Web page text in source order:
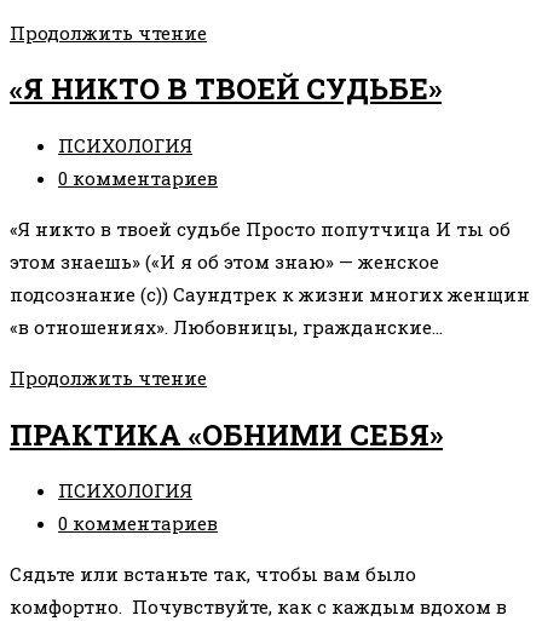
Продолжить чтениеПРАКТИКА
—
«Я НИКТО В ТВОЕЙ СУДЬБЕ»
Рубрика
записи:
ПСИХОЛОГИЯ
Комментарии
записи:
0 комментариев
«Я никто в твоей судьбе Просто попутчица И ты об
этом знаешь» («И я об этом знаю» — женское
подсознание (с)) Саундтрек к жизни многих женщин
«в отношениях». Любовницы, гражданские…
Продолжить чтение«Я
В
ПРАКТИКА «ОБНИМИ СЕБЯ»
Рубрика
записи:
ПСИХОЛОГИЯ
Комментарии
записи:
0 комментариев
Сядьте или встаньте так, чтобы вам было
комфортно. Почувствуйте, как с каждым вдохом в